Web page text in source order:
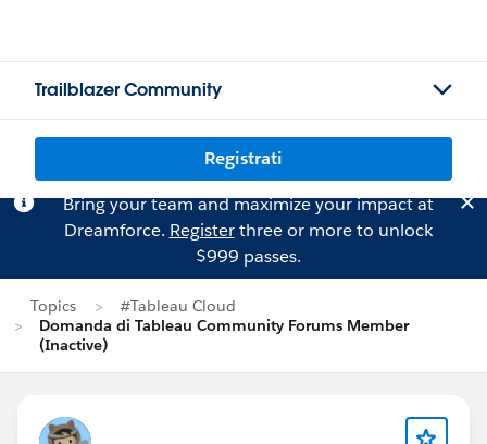
Trailblazer Community
Registrati
Bring your team and maximize your impact at
Dreamforce. Registerthree or more to unlock
$999 passes.
Topics
#Tableau Cloud
Domanda di Tableau Community Forums Member
(Inactive)